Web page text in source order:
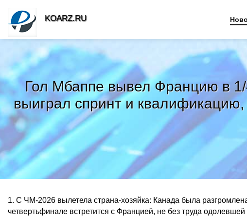
Гол Мбаппе вывел Францию в
выиграл спринт и
1. С ЧМ-2026 вылетела страна-хозяйка: Канада была
четвертьфинале встретится с Францией, не без труда
KOARZ.RU